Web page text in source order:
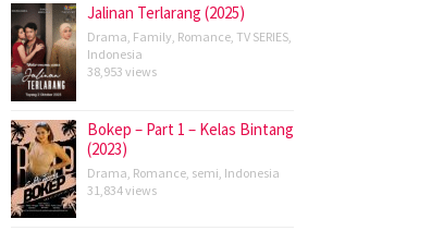
Jalinan Terlarang (2025)
Drama, Family, Romance, TV SERIES,
Indonesia
38,953 views
Bokep – Part 1 – Kelas Bintang
(2023)
Drama, Romance, semi, Indonesia
31,834 views